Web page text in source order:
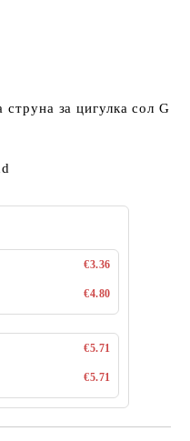
за цигулка сол G
€3.36
€4.80
€5.71
€5.71